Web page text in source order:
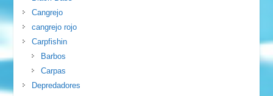
Cangrejo
cangrejo rojo
Carpfishin
Barbos
Carpas
Depredadores